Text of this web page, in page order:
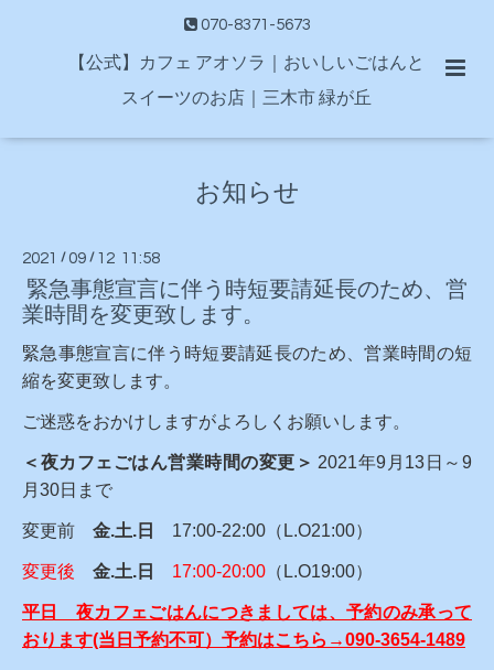
070-8371-5673
【公式】カフェ アオソラ｜おいしいごはんと
スイーツのお店｜三木市 緑が丘
お知らせ
2021 / 09 / 12 11:58
緊急事態宣言に伴う時短要請延長のため、営
業時間を変更致します。
緊急事態宣言に伴う時短要請延長のため、営業時間の短
縮を変更致します。
ご迷惑をおかけしますがよろしくお願いします。
＜夜カフェごはん営業時間の変更＞ 2021年9月13日～9
月30日まで
変更前 金.土.日 17:00-22:00（L.O21:00）
変更後 金.土.日 17:00-20:00 （L.O19:00）
平日 夜カフェごはんにつきましては、予約のみ承って
おります(当日予約不可）予約はこちら→090-3654-1489